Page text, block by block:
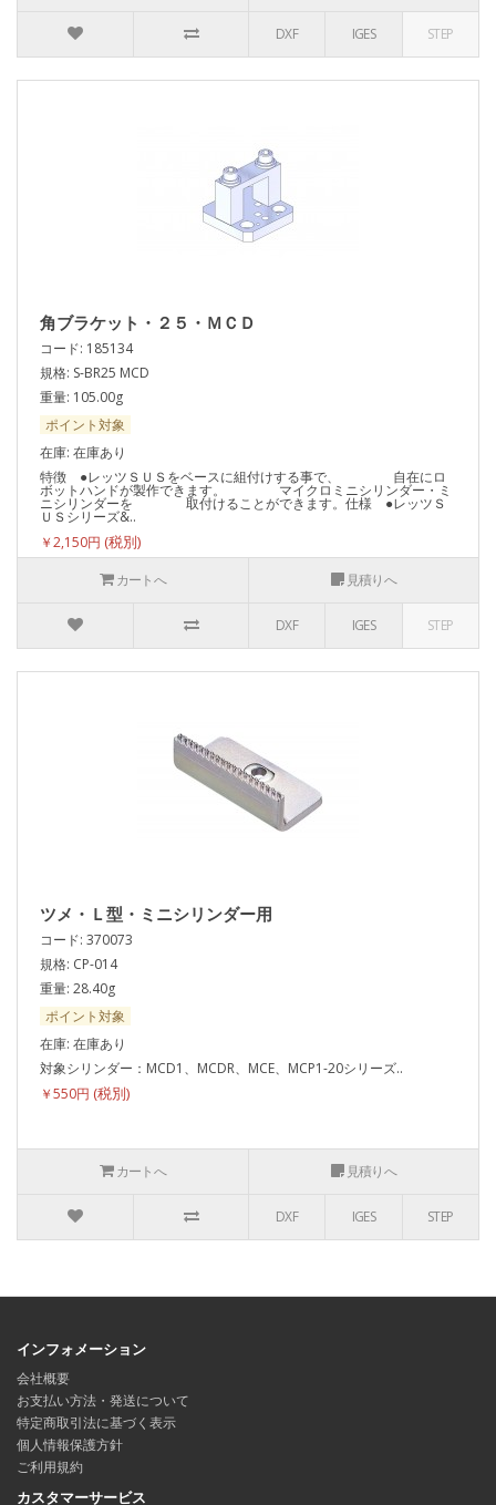
DXF IGES STEP
角ブラケット・２５・ＭＣＤ
コード: 185134
規格: S-BR25 MCD
重量: 105.00g
ポイント対象
在庫: 在庫あり
特徴 ●レッツＳＵＳをベースに組付けする事で、 自在にロ
ボットハンドが製作できます。 マイクロミニシリンダー・ミ
ニシリンダーを 取付けることができます。仕様 ●レッツＳ
ＵＳシリーズ&..
￥2,150円
カートへ
見積りへ
DXF IGES STEP
ツメ・Ｌ型・ミニシリンダー用
コード: 370073
規格: CP-014
重量: 28.40g
ポイント対象
在庫: 在庫あり
対象シリンダー：MCD1、MCDR、MCE、MCP1-20シリーズ..
￥550円
カートへ 見積りへ
DXF IGES STEP
インフォメーション
会社概要
お支払い方法・発送について
特定商取引法に基づく表示
個人情報保護方針
ご利用規約
カスタマーサービス